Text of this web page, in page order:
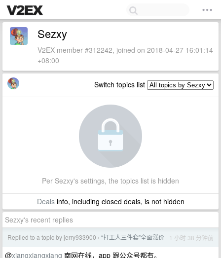
Sezxy
V2EX member #312242, joined on 2018-04-27 16:01:14
+08:00
Switch topics list
Per Sezxy's settings, the topics list is hidden
Dealsinfo, including closed deals, is not hidden
Sezxy's recent replies
Replied to a topic by jerry933900 › “打工人三件套”全面涨价 1 小时 38 分钟前
@xiangxiangxiang 南网在线，app 跟公众号都有。